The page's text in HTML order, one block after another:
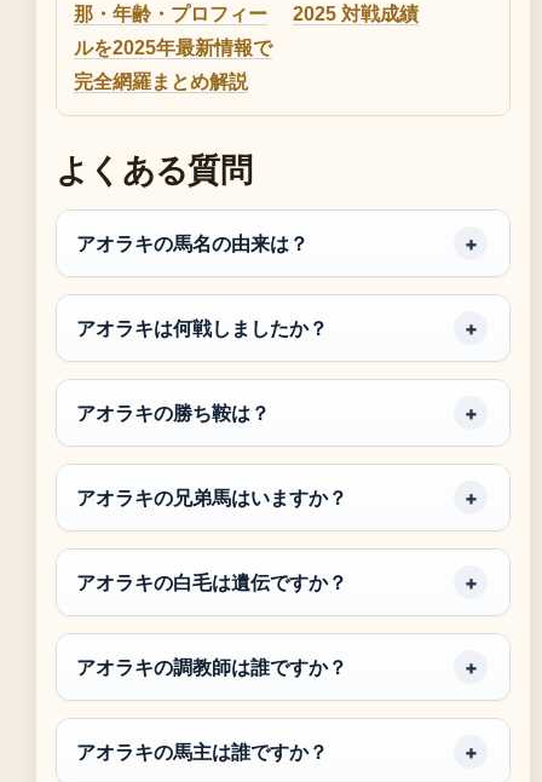
那・年齢・プロフィー
ルを2025年最新情報で
完全網羅まとめ解説
2025 対戦成績
よくある質問
アオラキの馬名の由来は？
アオラキは何戦しましたか？
アオラキの勝ち鞍は？
アオラキの兄弟馬はいますか？
アオラキの白毛は遺伝ですか？
アオラキの調教師は誰ですか？
アオラキの馬主は誰ですか？